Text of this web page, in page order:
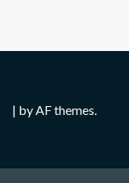
| by AF themes.